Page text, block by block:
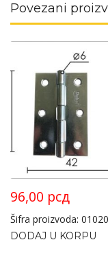
Povezani
96,00 рсд
Šifra proizvoda:
DODAJ U KORPU